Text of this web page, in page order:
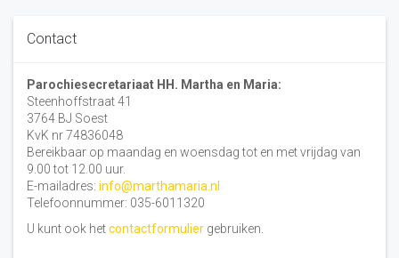
Contact
Parochiesecretariaat HH. Martha en Maria:
Steenhoffstraat 41
3764 BJ Soest
KvK nr 74836048
Bereikbaar op maandag en woensdag tot en met vrijdag van
9.00 tot 12.00 uur.
E-mailadres: info@marthamaria.nl
Telefoonnummer: 035-6011320
U kunt ook hetcontactformulier gebruiken.